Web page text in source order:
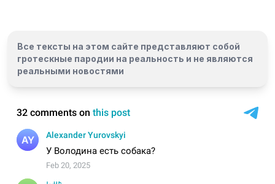
Все тексты на этом сайте представляют собой
гротескные пародии на реальность и не являются
реальными новостями